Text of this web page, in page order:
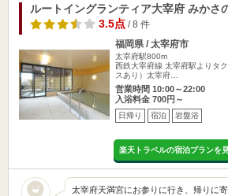
ルートイングランティア大宰府 みかさ
3.5点 / 8 件
福岡県 / 太宰府市
太宰府駅800m
西鉄大宰府線 太宰府駅よりタ
スあり）太宰府…
営業時間 10:00～22:00
入浴料金 700円～
日帰り 宿泊 岩盤浴
楽天トラベルの宿泊プランを
太宰府天満宮にお参りに行き、帰りに